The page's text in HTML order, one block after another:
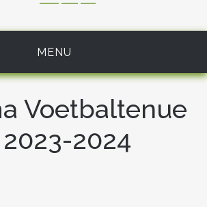
MENU
Voetbaltenue
2024